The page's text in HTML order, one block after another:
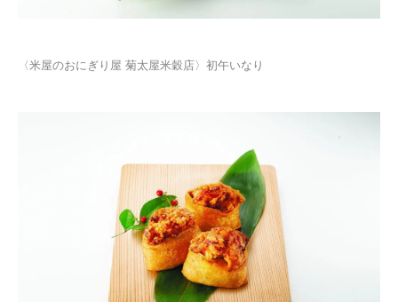
〈米屋のおにぎり屋 菊太屋米穀店〉初午いなり